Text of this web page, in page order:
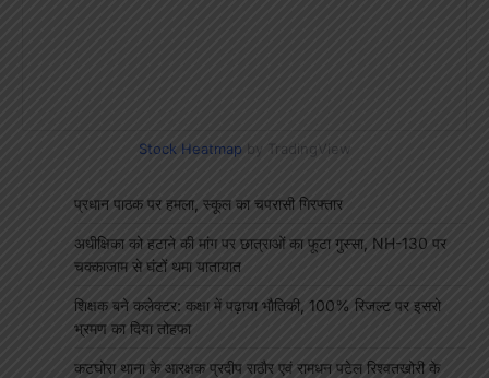
Stock Heatmap by TradingView
प्रधान पाठक पर हमला, स्कूल का चपरासी गिरफ्तार
अधीक्षिका को हटाने की मांग पर छात्राओं का फूटा गुस्सा, NH-130 पर
चक्काजाम से घंटों थमा यातायात
शिक्षक बने कलेक्टर: कक्षा में पढ़ाया भौतिकी, 100% रिजल्ट पर इसरो
भ्रमण का दिया तोहफा
कटघोरा थाना के आरक्षक प्रदीप राठौर एवं रामधन पटेल रिश्वतखोरी के